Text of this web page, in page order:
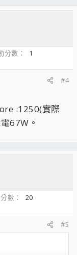
分數
1
#4
:1250(實際
67W。
數
20
#5